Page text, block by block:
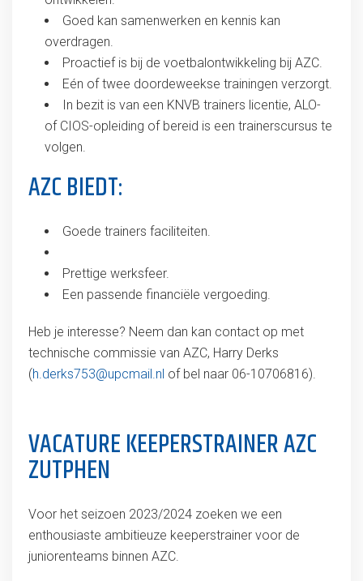
Goed kan samenwerken en kennis kan
overdragen.
Proactief is bij de voetbalontwikkeling bij AZC.
Eén of twee doordeweekse trainingen verzorgt.
In bezit is van een KNVB trainers licentie, ALO-
of CIOS-opleiding of bereid is een trainerscursus te
volgen.
AZC BIEDT:
Goede trainers faciliteiten.
Prettige werksfeer.
Een passende financiële vergoeding.
Heb je interesse? Neem dan kan contact op met
technische commissie van AZC, Harry Derks
(h.derks753@upcmail.nl of bel naar 06-10706816).
VACATURE KEEPERSTRAINER AZC
ZUTPHEN
Voor het seizoen 2023/2024 zoeken we een
enthousiaste ambitieuze keeperstrainer voor de
juniorenteams binnen AZC.